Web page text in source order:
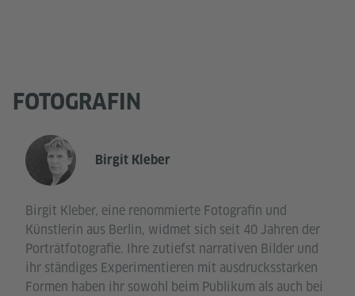
FOTOGRAFIN
Birgit Kleber
Birgit Kleber, eine renommierte Fotografin und
Künstlerin aus Berlin, widmet sich seit 40 Jahren der
Porträtfotografie. Ihre zutiefst narrativen Bilder und
ihr ständiges Experimentieren mit ausdrucksstarken
Formen haben ihr sowohl beim Publikum als auch bei